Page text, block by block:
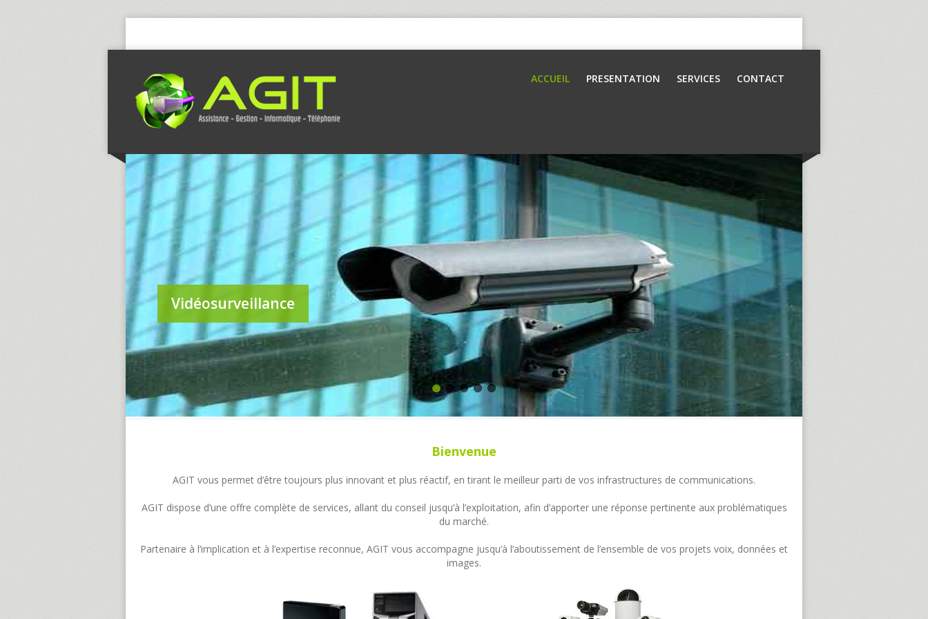
ACCUEIL PRESENTATION SERVICES CONTACT
Vidéosurveillance
Bienvenue
AGIT vous permet d’être toujours plus innovant et plus réactif, en tirant le meilleur parti de vos infrastructures de communications.
AGIT dispose d’une offre complète de services, allant du conseil jusqu’à l’exploitation, afin d’apporter une réponse pertinente aux problématiques
du marché.
Partenaire à l’implication et à l’expertise reconnue, AGIT vous accompagne jusqu’à l’aboutissement de l’ensemble de vos projets voix, données et
images.